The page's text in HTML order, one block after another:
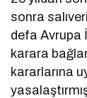
sonra
defa Avrupa
karara
kararlarına